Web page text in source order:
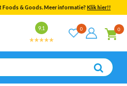
& Goods. Meer informatie? Klik hier!!
9.1 0 0
resultaten